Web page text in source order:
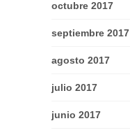
octubre 2017
septiembre 2017
agosto 2017
julio 2017
junio 2017